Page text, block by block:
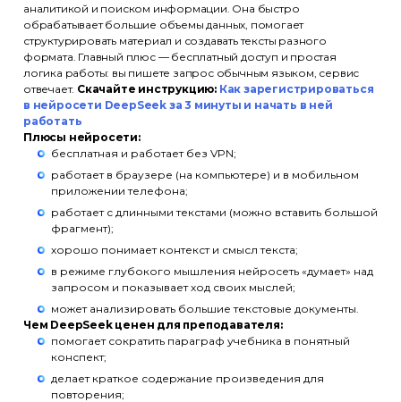
аналитикой и поиском информации. Она быстро
обрабатывает большие объемы данных, помогает
структурировать материал и создавать тексты разного
формата. Главный плюс — бесплатный доступ и простая
логика работы: вы пишете запрос обычным языком, сервис
отвечает. Скачайте инструкцию: Как зарегистрироваться
в нейросети DeepSeek за 3 минуты и начать в ней
работать
Плюсы нейросети:
бесплатная и работает без VPN;
работает в браузере (на компьютере) и в мобильном
приложении телефона;
работает с длинными текстами (можно вставить большой
фрагмент);
хорошо понимает контекст и смысл текста;
в режиме глубокого мышления нейросеть «думает» над
запросом и показывает ход своих мыслей;
может анализировать большие текстовые документы.
Чем DeepSeek ценен для преподавателя:
помогает сократить параграф учебника в понятный
конспект;
делает краткое содержание произведения для
повторения;